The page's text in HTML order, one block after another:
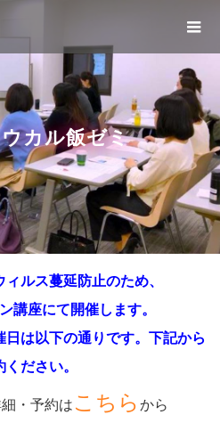
カル飯ゼミ
ルス蔓延防止のため、
講座にて開催します。
日は以下の通りです。下記から
ください。
・予約は こちら から